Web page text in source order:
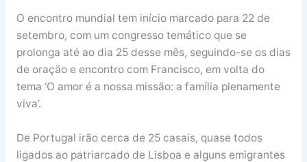
O encontro mundial tem início marcado para 22 de
setembro, com um congresso temático que se
prolonga até ao dia 25 desse mês, seguindo-se os dias
de oração e encontro com Francisco, em volta do
tema ‘O amor é a nossa missão: a família plenamente
viva’.
De Portugal irão cerca de 25 casais, quase todos
ligados ao patriarcado de Lisboa e alguns emigrantes